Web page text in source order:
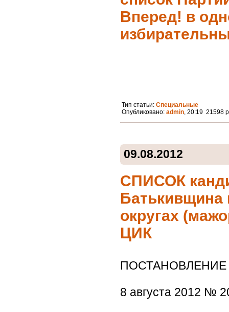
Вперед! в
Тип статьи: Специальные
Опубликовано: admin, 20:19 21598
09.08.2012
СПИСОК
Батькивщина
округах
ЦИК
8 августа 2012 №